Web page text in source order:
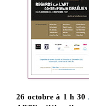
26 octobre à 1 h 30